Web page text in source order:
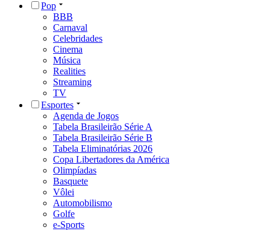
Pop
BBB
Carnaval
Celebridades
Cinema
Música
Realities
Streaming
TV
Esportes
Agenda de Jogos
Tabela Brasileirão Série A
Tabela Brasileirão Série B
Tabela Eliminatórias 2026
Copa Libertadores da América
Olimpíadas
Basquete
Vôlei
Automobilismo
Golfe
e-Sports